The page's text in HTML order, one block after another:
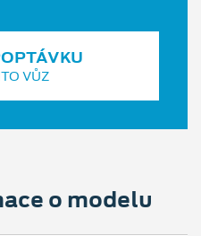
VŮZ
o modelu